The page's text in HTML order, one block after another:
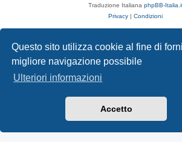
Questo sito utilizza cookie al fine di
migliore navigazione possibile
Ulteriori informazioni
Accetto
Traduzione Italiana phpBB-
Privacy | Condizioni